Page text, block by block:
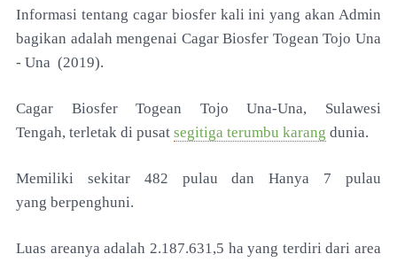
Informasi tentang cagar biosfer kali ini yang akan Admin
bagikan adalah mengenai Cagar Biosfer Togean Tojo Una
- Una (2019).
Cagar Biosfer Togean Tojo Una-Una, Sulawesi
Tengah, terletak di pusat segitiga terumbu karang dunia.
Memiliki sekitar 482 pulau dan Hanya 7 pulau
yang berpenghuni.
Luas areanya adalah 2.187.631,5 ha yang terdiri dari area